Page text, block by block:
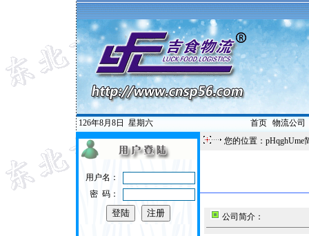
126年8月8日 星期六 首页| 物流公司
用户名：
密 码：
您的位置：pHqghUme
公司简介：